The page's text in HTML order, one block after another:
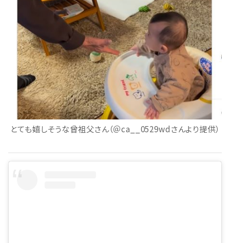
とても嬉しそうな曾祖父さん（＠ca__0529wdさんより提供）